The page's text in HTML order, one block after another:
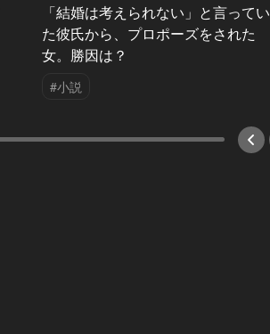
「結婚は考えられない」と言ってい
た彼氏から、プロポーズをされた
女。勝因は？
#小説